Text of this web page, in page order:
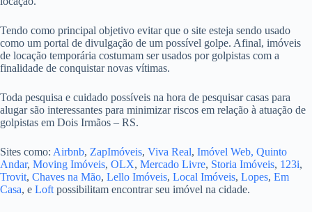
Tendo como principal objetivo evitar que o site esteja sendo usado
como um portal de divulgação de um possível golpe. Afinal, imóveis
de locação temporária costumam ser usados por golpistas com a
finalidade de conquistar novas vítimas.
Toda pesquisa e cuidado possíveis na hora de pesquisar casas para
alugar são interessantes para minimizar riscos em relação à atuação de
golpistas em Dois Irmãos – RS.
Sites como: Airbnb, ZapImóveis, Viva Real, Imóvel Web, Quinto
Andar, Moving Imóveis, OLX, Mercado Livre, Storia Imóveis, 123i,
Trovit, Chaves na Mão, Lello Imóveis, Local Imóveis, Lopes, Em
Casa, e Loft possibilitam encontrar seu imóvel na cidade.